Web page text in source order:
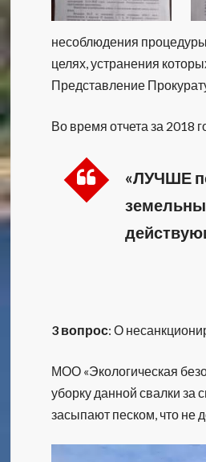
несоблюдения
целях, устранения
Представление
Во время отчета за 2018
«ЛУЧШЕ
3 вопрос: О
МОО «Экологическая
уборку данной свалки за
засыпают песком, что не